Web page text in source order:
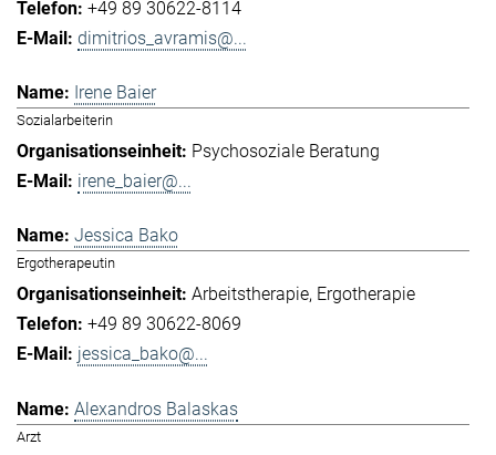
+49 89 30622-8114
dimitrios_avramis@...
Irene Baier
Sozialarbeiterin
Psychosoziale Beratung
irene_baier@...
Jessica Bako
Ergotherapeutin
Arbeitstherapie Ergotherapie
+49 89 30622-8069
jessica_bako@...
Alexandros Balaskas
Arzt